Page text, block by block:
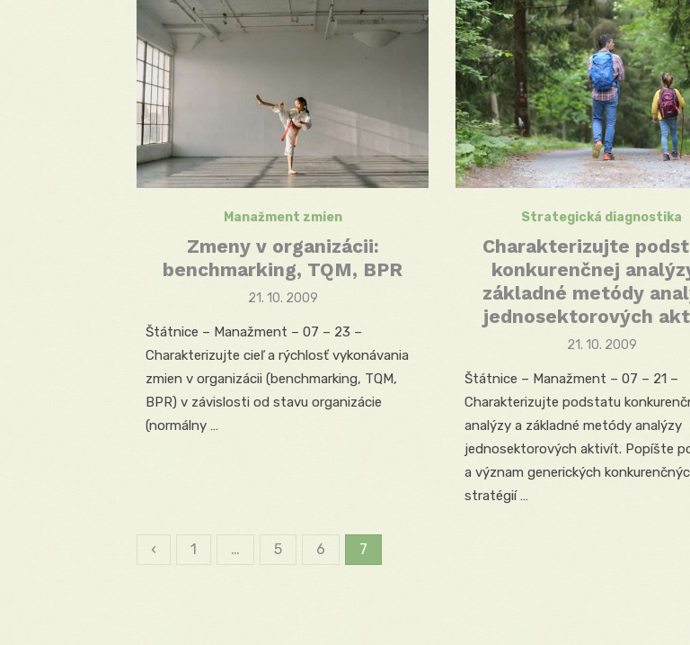
Manažment zmien
Zmeny v organizácii:
benchmarking, TQM, BPR
Posted
21. 10. 2009
Štátnice – Manažment – 07 – 23 –
Charakterizujte cieľ a rýchlosť vykonávania
zmien v organizácii (benchmarking, TQM,
BPR) v závislosti od stavu organizácie
(normálny …
Strategická diagnostika
Charakterizujte
konkurenčnej
základné metódy
jednosektorových
Posted
21. 10. 2009
Štátnice – Manažment – 07 – 21 –
Charakterizujte podstatu
analýzy a základné metódy analýzy
jednosektorových aktivít. Popíšte
a význam generických
stratégií …
Stránkovanie
‹ 1 … 5 6 7